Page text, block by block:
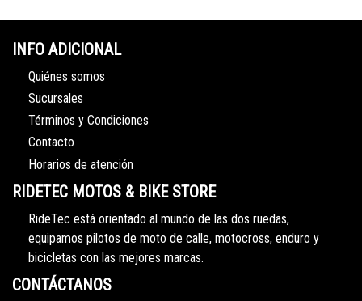
INFO ADICIONAL
Quiénes somos
Sucursales
Términos y Condiciones
Contacto
Horarios de atención
RIDETEC MOTOS & BIKE STORE
RideTec está orientado al mundo de las dos ruedas,
equipamos pilotos de moto de calle, motocross, enduro y
bicicletas con las mejores marcas.
CONTÁCTANOS